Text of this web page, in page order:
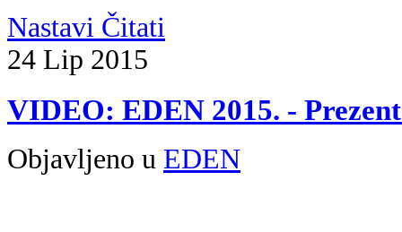
Nastavi Čitati
24 Lip 2015
VIDEO: EDEN 2015. -
Objavljeno u EDEN